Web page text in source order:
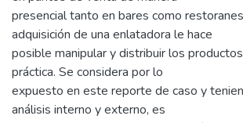
presencial tanto en bares como
adquisición de una enlatadora le hace
posible manipular y distribuir los
práctica. Se considera por lo
expuesto en este reporte de caso y
análisis interno y externo, es